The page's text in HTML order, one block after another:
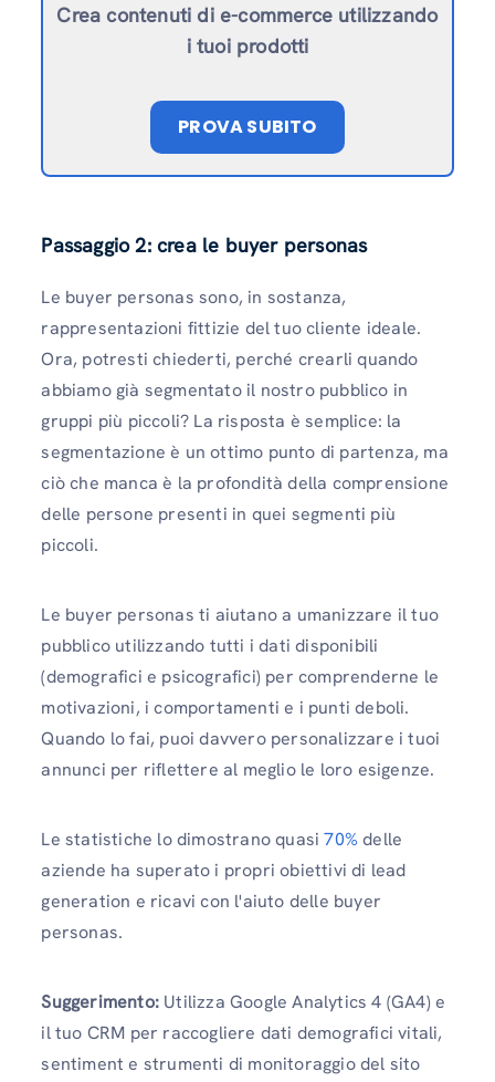
Crea contenuti di e-commerce utilizzando
i tuoi prodotti
PROVA SUBITO
Passaggio 2: crea le buyer personas
Le buyer personas sono, in sostanza,
rappresentazioni fittizie del tuo cliente ideale.
Ora, potresti chiederti, perché crearli quando
abbiamo già segmentato il nostro pubblico in
gruppi più piccoli? La risposta è semplice: la
segmentazione è un ottimo punto di partenza, ma
ciò che manca è la profondità della comprensione
delle persone presenti in quei segmenti più
piccoli.
Le buyer personas ti aiutano a umanizzare il tuo
pubblico utilizzando tutti i dati disponibili
(demografici e psicografici) per comprenderne le
motivazioni, i comportamenti e i punti deboli.
Quando lo fai, puoi davvero personalizzare i tuoi
annunci per riflettere al meglio le loro esigenze.
Le statistiche lo dimostrano quasi70% delle
aziende ha superato i propri obiettivi di lead
generation e ricavi con l'aiuto delle buyer
personas.
Suggerimento: Utilizza Google Analytics 4 (GA4) e
il tuo CRM per raccogliere dati demografici vitali,
sentiment e strumenti di monitoraggio del sito